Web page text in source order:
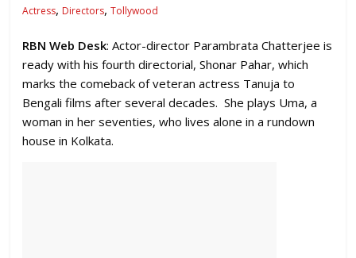
Actress, Directors,Tollywood
RBN Web Desk: Actor-director Parambrata Chatterjee is
ready with his fourth directorial, Shonar Pahar, which
marks the comeback of veteran actress Tanuja to
Bengali films after several decades. She plays Uma, a
woman in her seventies, who lives alone in a rundown
house in Kolkata.